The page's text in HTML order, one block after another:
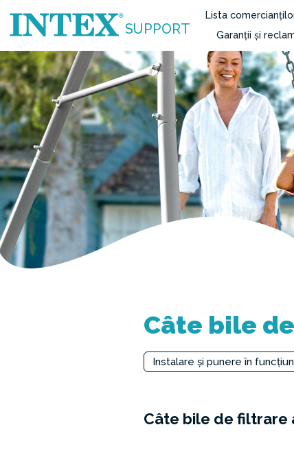
SUPPORT
Lista
Garanții și
Câte bile
Instalare și punere în
Câte bile de filtrare